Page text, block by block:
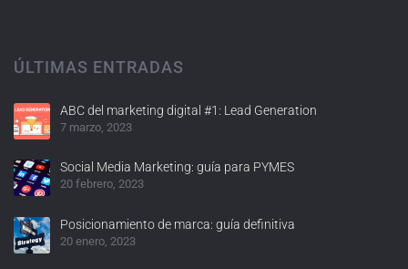
ÚLTIMAS ENTRADAS
ABC del marketing digital #1: Lead Generation
7 marzo, 2023
Social Media Marketing: guía para PYMES
20 febrero, 2023
Posicionamiento de marca: guía definitiva
20 enero, 2023